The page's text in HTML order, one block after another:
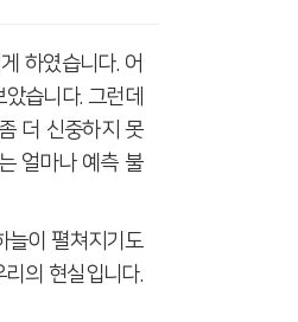
하였습니다. 어
았습니다. 그런데
더 신중하지 못
얼마나 예측 불
늘이 펼쳐지기도
의 현실입니다.